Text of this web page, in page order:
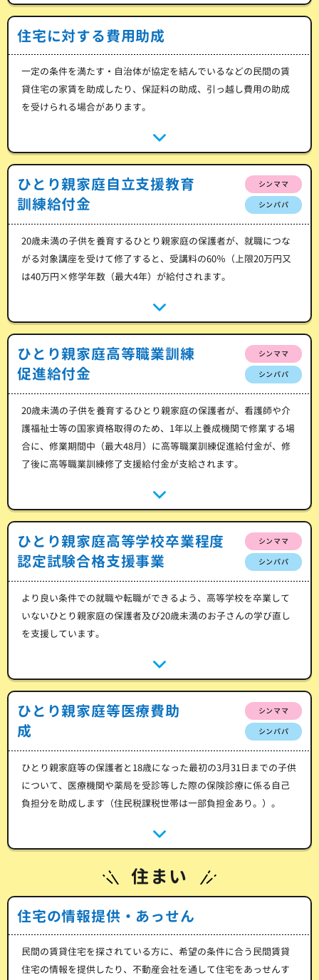
住宅に対する費用助成
一定の条件を満たす・自治体が協定を結んでいるなどの民間の賃
貸住宅の家賃を助成したり、保証料の助成、引っ越し費用の助成
を受けられる場合があります。
ひとり親家庭自立支援教育
訓練給付金
シンママ
シンパパ
20歳未満の子供を養育するひとり親家庭の保護者が、就職につな
がる対象講座を受けて修了すると、受講料の60％（上限20万円又
は40万円×修学年数（最大4年）が給付されます。
ひとり親家庭高等職業訓練
促進給付金
シンママ
シンパパ
20歳未満の子供を養育するひとり親家庭の保護者が、看護師や介
護福祉士等の国家資格取得のため、1年以上養成機関で修業する場
合に、修業期間中（最大48月）に高等職業訓練促進給付金が、修
了後に高等職業訓練修了支援給付金が支給されます。
ひとり親家庭高等学校卒業程度
認定試験合格支援事業
シンママ
シンパパ
より良い条件での就職や転職ができるよう、高等学校を卒業して
いないひとり親家庭の保護者及び20歳未満のお子さんの学び直し
を支援しています。
ひとり親家庭等医療費助
成
シンママ
シンパパ
ひとり親家庭等の保護者と18歳になった最初の3月31日までの子供
について、医療機関や薬局を受診等した際の保険診療に係る自己
負担分を助成します（住民税課税世帯は一部負担金あり。）。
住まい
住宅の情報提供・あっせん
民間の賃貸住宅を探されている方に、希望の条件に合う民間賃貸
住宅の情報を提供したり、不動産会社を通して住宅をあっせんす